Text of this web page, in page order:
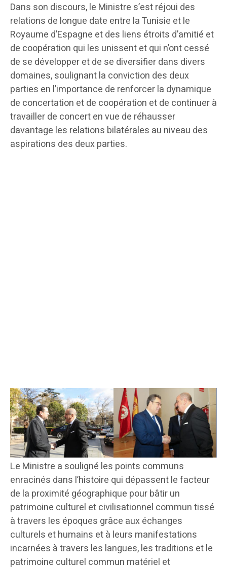
Dans son discours, le Ministre s’est réjoui des
relations de longue date entre la Tunisie et le
Royaume d’Espagne et des liens étroits d’amitié et
de coopération qui les unissent et qui n’ont cessé
de se développer et de se diversifier dans divers
domaines, soulignant la conviction des deux
parties en l’importance de renforcer la dynamique
de concertation et de coopération et de continuer à
travailler de concert en vue de réhausser
davantage les relations bilatérales au niveau des
aspirations des deux parties.
Le Ministre a souligné les points communs
enracinés dans l’histoire qui dépassent le facteur
de la proximité géographique pour bâtir un
patrimoine culturel et civilisationnel commun tissé
à travers les époques grâce aux échanges
culturels et humains et à leurs manifestations
incarnées à travers les langues, les traditions et le
patrimoine culturel commun matériel et